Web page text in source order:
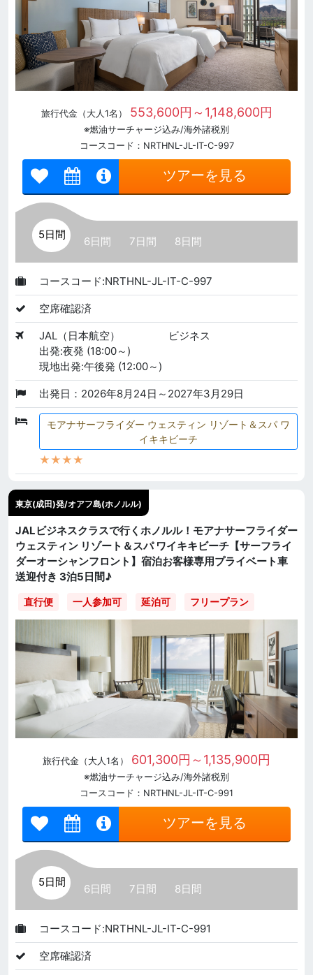
旅行代金（大人1名） 553,600円～1,148,600円
※燃油サーチャージ込み/海外諸税別
コースコード：NRTHNL-JL-IT-C-997
ツアーを見る
5日間
6日間 7日間 8日間
コースコード:NRTHNL-JL-IT-C-997
空席確認済
JAL（日本航空）
ビジネス
出発:夜発 (18:00～)
現地出発:午後発 (12:00～)
出発日：2026年8月24日～2027年3月29日
モアナサーフライダー ウェスティン リゾート＆スパ ワ
イキキビーチ
★★★★
東京(成田)発/オアフ島(ホノルル)
JALビジネスクラスで行くホノルル！モアナサーフライダー
ウェスティン リゾート＆スパ ワイキキビーチ【サーフライ
ダーオーシャンフロント】宿泊お客様専用プライベート車
送迎付き 3泊5日間♪
直行便 一人参加可 延泊可 フリープラン
旅行代金（大人1名） 601,300円～1,135,900円
※燃油サーチャージ込み/海外諸税別
コースコード：NRTHNL-JL-IT-C-991
ツアーを見る
5日間
6日間 7日間 8日間
コースコード:NRTHNL-JL-IT-C-991
空席確認済